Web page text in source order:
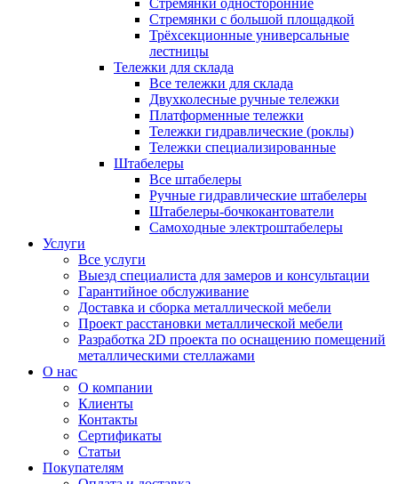
Стремянки односторонние
Стремянки с большой площадкой
Трёхсекционные универсальные
лестницы
Тележки для склада
Все тележки для склада
Двухколесные ручные тележки
Платформенные тележки
Тележки гидравлические (роклы)
Тележки специализированные
Штабелеры
Все штабелеры
Ручные гидравлические штабелеры
Штабелеры-бочкокантователи
Самоходные электроштабелеры
Услуги
Все услуги
Выезд специалиста для замеров и консультации
Гарантийное обслуживание
Доставка и сборка металлической мебели
Проект расстановки металлической мебели
Разработка 2D проекта по оснащению помещений
металлическими стеллажами
О нас
О компании
Клиенты
Контакты
Сертификаты
Статьи
Покупателям